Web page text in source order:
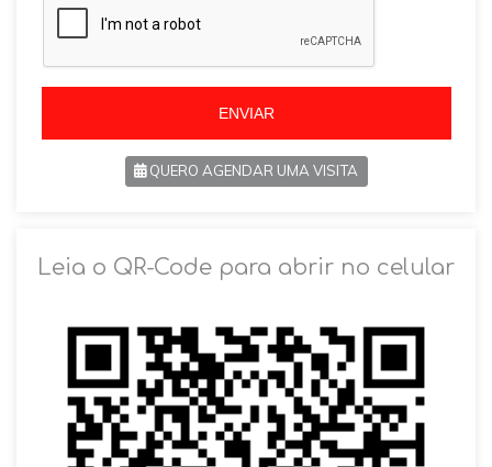
i
5
5
ENVIAR
QUERO AGENDAR UMA VISITA
Leia o QR-Code para abrir no celular